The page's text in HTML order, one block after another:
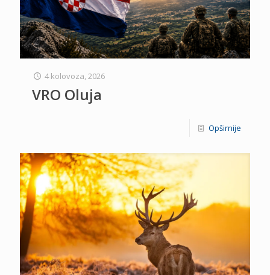
4 kolovoza, 2026
VRO Oluja
Opširnije